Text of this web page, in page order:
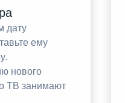
дату
ему
нового
ТВ занимают